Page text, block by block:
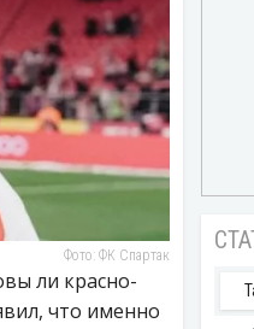
Фото: ФК Спартак
ли красно-
что именно